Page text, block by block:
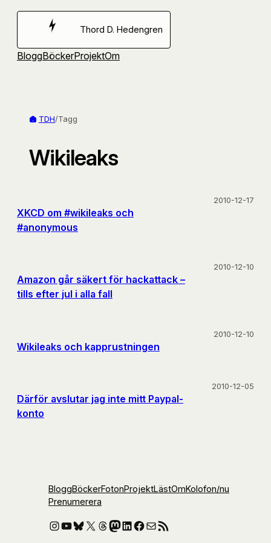
Hoppa
Thord D. Hedengren
BloggBöckerProjektOm
TDH/Tagg
Wikileaks
XKCD om #wikileaks och
#anonymous
2010-12-17
Amazon går säkert för hackattack –
tills efter jul i alla fall
2010-12-10
Wikileaks och kapprustningen
2010-12-10
Därför avslutar jag inte mitt Paypal-
konto
2010-12-05
BloggBöckerFotonProjektLästOmKolofon/nu
Prenumerera
Instagram
YouTube
Bluesky
X Threads
Mastodon
LinkedIn
Facebook
E-postRSS-flöde